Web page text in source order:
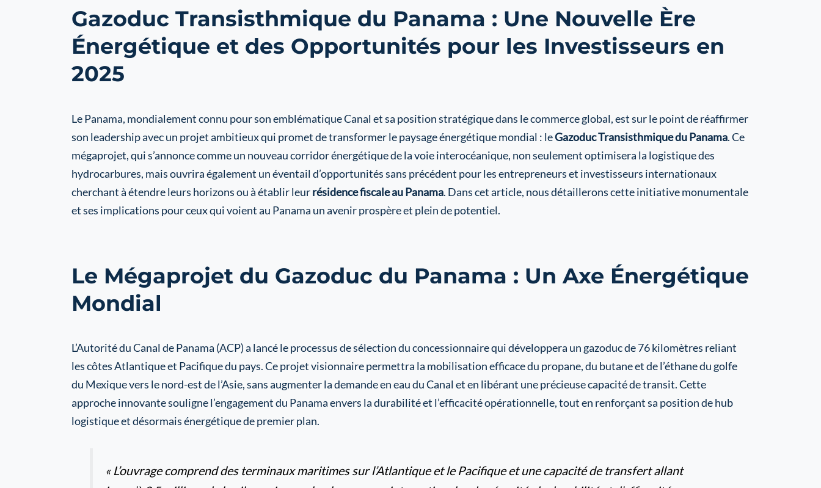
Gazoduc Transisthmique du Panama : Une Nouvelle Ère
Énergétique et des Opportunités pour les Investisseurs en
2025
Le Panama, mondialement connu pour son emblématique Canal et sa position stratégique dans le commerce global, est sur le point de réaffirmer
son leadership avec un projet ambitieux qui promet de transformer le paysage énergétique mondial : leGazoduc Transisthmique du Panama. Ce
mégaprojet, qui s’annonce comme un nouveau corridor énergétique de la voie interocéanique, non seulement optimisera la logistique des
hydrocarbures, mais ouvrira également un éventail d’opportunités sans précédent pour les entrepreneurs et investisseurs internationaux
cherchant à étendre leurs horizons ou à établir leurrésidence fiscale au Panama. Dans cet article, nous détaillerons cette initiative monumentale
et ses implications pour ceux qui voient au Panama un avenir prospère et plein de potentiel.
Le Mégaprojet du Gazoduc du Panama : Un Axe Énergétique
Mondial
L’Autorité du Canal de Panama (ACP) a lancé le processus de sélection du concessionnaire qui développera un gazoduc de 76 kilomètres reliant
les côtes Atlantique et Pacifique du pays. Ce projet visionnaire permettra la mobilisation efficace du propane, du butane et de l’éthane du golfe
du Mexique vers le nord-est de l’Asie, sans augmenter la demande en eau du Canal et en libérant une précieuse capacité de transit. Cette
approche innovante souligne l’engagement du Panama envers la durabilité et l’efficacité opérationnelle, tout en renforçant sa position de hub
logistique et désormais énergétique de premier plan.
« L’ouvrage comprend des terminaux maritimes sur l’Atlantique et le Pacifique et une capacité de transfert allant